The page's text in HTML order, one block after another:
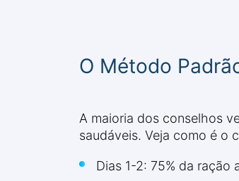
O Método
A maioria dos conselhos
saudáveis. Veja como é o
Dias 1-2: 75% da ração